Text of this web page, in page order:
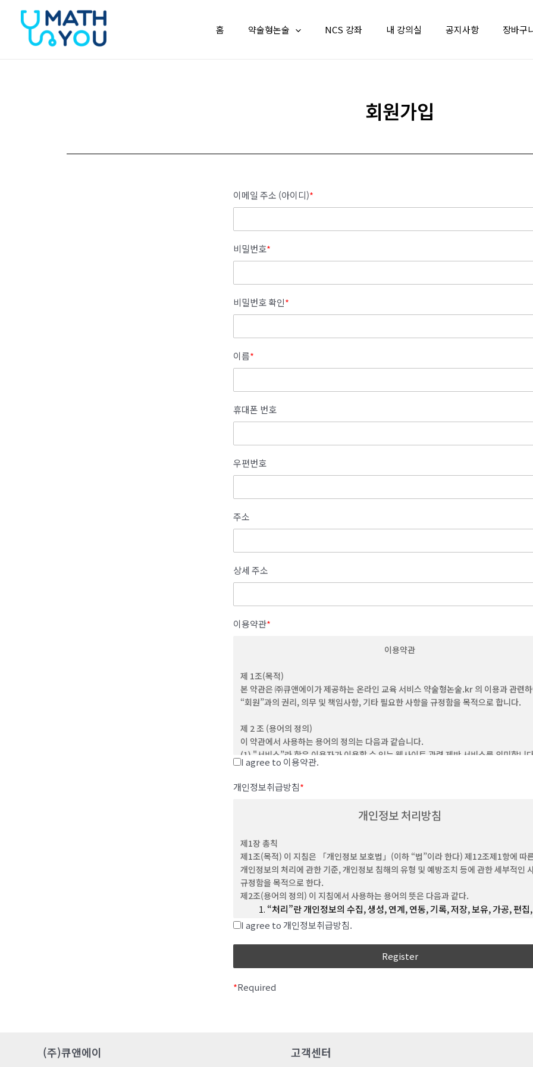
건너뛰기
홈 약술형논술 NCS 강좌 내 강의실 공지사항 장바구
회원가입
이메일 주소 (아이디)*
비밀번호*
비밀번호 확인*
이름*
휴대폰 번호
우편번호
주소
상세 주소
이용약관*
이용약관
제 1조(목적)
본 약관은 ㈜큐앤에이가 제공하는 온라인 교육 서비스 약술형논술.kr 의 이용과 관련
“회원”과의 권리, 의무 및 책임사항, 기타 필요한 사항을 규정함을 목적으로 합니다.
제 2 조 (용어의 정의)
이 약관에서 사용하는 용어의 정의는 다음과 같습니다.
(1) "서비스”라 함은 이용자가 이용할 수 있는 웹사이트 관련 제반 서비스를 의미합니
(2) “이용자”라 함은 회사의 웹사이트에 접속하여 본 약관에 따라 회사가 제공하는 콘텐
제반 서비스를 이용하는 회원 및 비회원을 말합니다.
(3) ‘회원’이라 함은 이 약관에 동의하고 ID를 부여 받은 개인 및 단체를 말합니다.
문자와 숫자의 조합을 의미합니다.
(6) ‘비밀번호’라 함은 회원이 부여 받은 ID와 일치된 회원임을 확인하고, 회원의 권익보
위해 회원이 선정한 문자와 숫자의 조합을 말합니다.
(7) ‘해지’라 함은 회사 또는 회원이 이용계약을 해약하는 것을 말합니다.
제 3 조 (약관의 효력 및 변경)
(1) 이 약관의 내용은 회원에게 공지함으로써 효력을 발생합니다.
변경할 수 있으며, 변경된 약관은 본 조 제1항과 같이 회원에게 공지함으로써 효력을
제 4 조 (약관 외 준칙)
I agree to 이용약관.
개인정보취급방침*
개인정보 처리방침
제1장 총칙
제1조(목적) 이 지침은 「개인정보 보호법」(이하 “법”이라 한다) 제12조제1항에 따
개인정보의 처리에 관한 기준, 개인정보 침해의 유형 및 예방조치 등에 관한 세부적인
규정함을 목적으로 한다.
제2조(용어의 정의) 이 지침에서 사용하는 용어의 뜻은 다음과 같다.
“처리”란 개인정보의 수집, 생성, 연계, 연동, 기록, 저장, 보유, 가공, 편집
출력, 정정(訂正), 복구, 이용, 제공, 공개, 파기(破棄), 그 밖에 이와 유사한
“개인정보처리자”란 업무를 목적으로 법 제2조제4호에 따른 개인정보파
운용하기 위하여 스스로 또는 다른 사람을 통하여 개인정보를 처리하는
“공공기관“이란 법 제2조제6호 및 「개인정보 보호법 시행령」(이하 “영
위한 각종 동창회, 동호회, 향우회, 반상회 및 동아리 등의 모임을 말한다.
I agree to 개인정보취급방침.
*Required
(주)큐앤에이 고객센터